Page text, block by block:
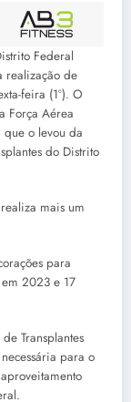
Federal
realização de
feira (1º). O
Força Aérea
que o levou da
do Distrito
para
em 2023 e 17
Transplantes
para o